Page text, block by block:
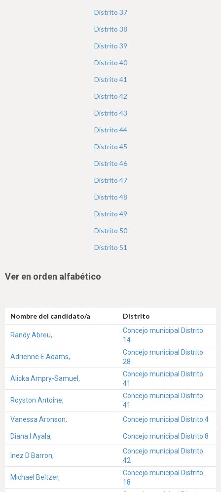
Distrito 37
Distrito 38
Distrito 39
Distrito 40
Distrito 41
Distrito 42
Distrito 43
Distrito 44
Distrito 45
Distrito 46
Distrito 47
Distrito 48
Distrito 49
Distrito 50
Distrito 51
Ver en orden alfabético
Nombre del candidato/a Distrito
Randy Abreu,
Concejo municipal Distrito
14
Adrienne E Adams,
Concejo municipal Distrito
28
Alicka Ampry-Samuel,
Concejo municipal Distrito
41
Royston Antoine,
Concejo municipal Distrito
41
Vanessa Aronson,
Concejo municipal Distrito 4
Diana I Ayala, Concejo municipal Distrito 8
Inez D Barron,
Concejo municipal Distrito
42
Michael Beltzer,
Concejo municipal Distrito
18